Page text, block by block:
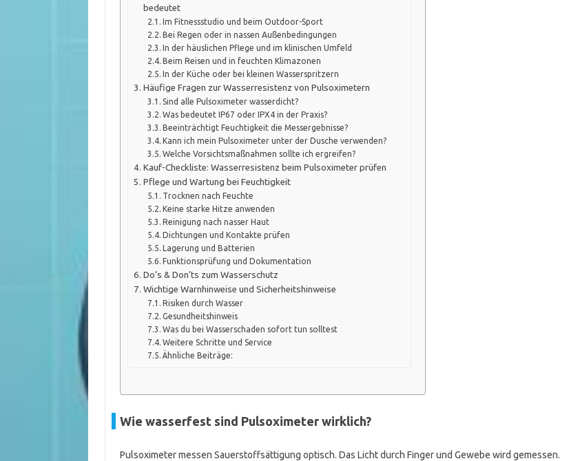
bedeutet
Im Fitnessstudio und beim Outdoor-Sport
Bei Regen oder in nassen Außenbedingungen
In der häuslichen Pflege und im klinischen Umfeld
Beim Reisen und in feuchten Klimazonen
In der Küche oder bei kleinen Wasserspritzern
Häufige Fragen zur Wasserresistenz von Pulsoximetern
Sind alle Pulsoximeter wasserdicht?
Was bedeutet IP67 oder IPX4 in der Praxis?
Beeinträchtigt Feuchtigkeit die Messergebnisse?
Kann ich mein Pulsoximeter unter der Dusche verwenden?
Welche Vorsichtsmaßnahmen sollte ich ergreifen?
Kauf-Checkliste: Wasserresistenz beim Pulsoximeter prüfen
Pflege und Wartung bei Feuchtigkeit
Trocknen nach Feuchte
Keine starke Hitze anwenden
Reinigung nach nasser Haut
Dichtungen und Kontakte prüfen
Lagerung und Batterien
Funktionsprüfung und Dokumentation
Do’s & Don’ts zum Wasserschutz
Wichtige Warnhinweise und Sicherheitshinweise
Risiken durch Wasser
Gesundheitshinweis
Was du bei Wasserschaden sofort tun solltest
Weitere Schritte und Service
Ähnliche Beiträge:
Wie wasserfest sind Pulsoximeter wirklich?
Pulsoximeter messen Sauerstoffsättigung optisch. Das Licht durch Finger und Gewebe wird gemessen.